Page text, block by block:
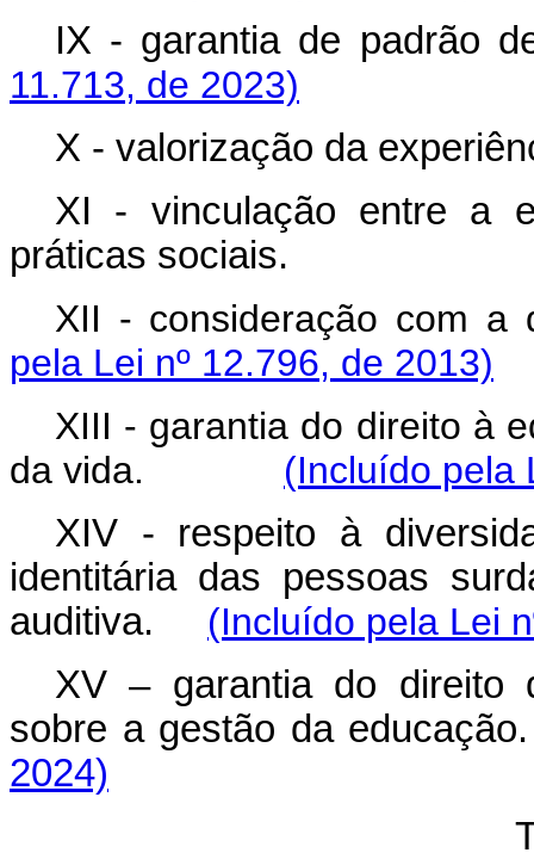
IX - garantia de
11.713, de 2023)
X - valorização da
XI - vinculação entre a
práticas sociais.
XII - consideração com
pela Lei nº 12.796, de 2013)
XIII - garantia do direito à
da vida.
(Incluído pela
XIV - respeito à
identitária das pessoas
auditiva. (Incluído pela Lei
XV – garantia do direito
sobre a gestão da
2024)